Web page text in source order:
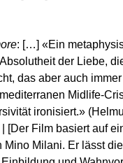
: […] «Ein
der Liebe,
das aber auch
Midlife-
ironisiert.»
[Der Film basiert auf
Mino Milani. Er lässt